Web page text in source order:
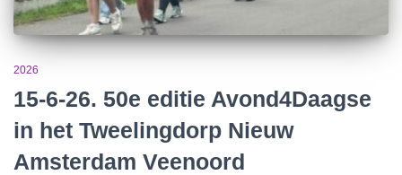
2026
15-6-26. 50e editie Avond4Daagse
in het Tweelingdorp Nieuw
Amsterdam Veenoord